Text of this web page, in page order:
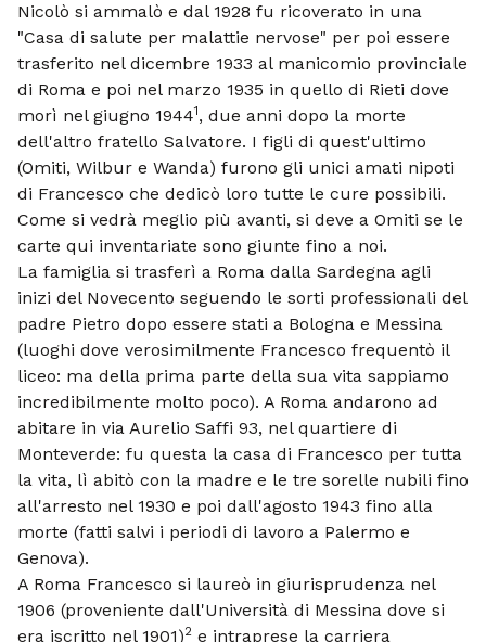
Nicolò si ammalò e dal 1928 fu ricoverato in una
"Casa di salute per malattie nervose" per poi essere
trasferito nel dicembre 1933 al manicomio provinciale
di Roma e poi nel marzo 1935 in quello di Rieti dove
morì nel giugno 19441, due anni dopo la morte
dell'altro fratello Salvatore. I figli di quest'ultimo
(Omiti, Wilbur e Wanda) furono gli unici amati nipoti
di Francesco che dedicò loro tutte le cure possibili.
Come si vedrà meglio più avanti, si deve a Omiti se le
carte qui inventariate sono giunte fino a noi.
La famiglia si trasferì a Roma dalla Sardegna agli
inizi del Novecento seguendo le sorti professionali del
padre Pietro dopo essere stati a Bologna e Messina
(luoghi dove verosimilmente Francesco frequentò il
liceo: ma della prima parte della sua vita sappiamo
incredibilmente molto poco). A Roma andarono ad
abitare in via Aurelio Saffi 93, nel quartiere di
Monteverde: fu questa la casa di Francesco per tutta
la vita, lì abitò con la madre e le tre sorelle nubili fino
all'arresto nel 1930 e poi dall'agosto 1943 fino alla
morte (fatti salvi i periodi di lavoro a Palermo e
Genova).
A Roma Francesco si laureò in giurisprudenza nel
1906 (proveniente dall'Università di Messina dove si
era iscritto nel 1901)2 e intraprese la carriera